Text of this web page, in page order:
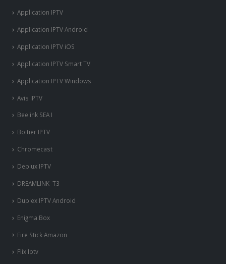
Application IPTV
Application IPTV Android
Application IPTV iOS
Application IPTV Smart TV
Application IPTV Windows
Avis IPTV
Beelink SEA I
Boitier IPTV
Chromecast
Deplux IPTV
DREAMLINK T3
Duplex IPTV Android
Enigma Box
Fire Stick Amazon
Flix Iptv